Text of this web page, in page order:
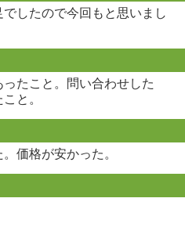
したので今回もと思いまし
たこと。問い合わせした
と。
価格が安かった。